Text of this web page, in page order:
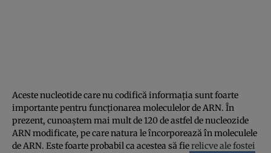
Aceste nucleotide care nu codifică informația sunt foarte
importante pentru funcționarea moleculelor de ARN. În
prezent, cunoaștem mai mult de 120 de astfel de nucleozide
ARN modificate, pe care natura le încorporează în moleculele
de ARN. Este foarte probabil ca acestea să fierelicve ale fostei